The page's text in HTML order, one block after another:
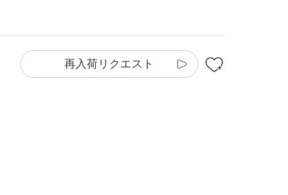
再入荷リクエスト